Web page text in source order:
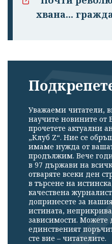
хвана...
Уважаеми читатели,
научите новините от
прочетете актуални
„Клуб Z“. Ние се
имаме нужда от
продължим. Вече
в 97 държави на
отваряте всеки ден
в търсене на
качествена
допринесете за
истината,
зависимости. Можете
единственият
сте вие – читателите.